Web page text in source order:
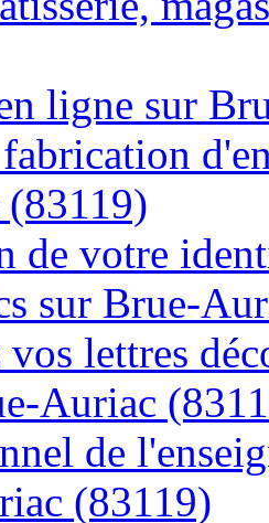
ligne sur
de votre
sur Brue-
lettres
Auriac
de
(83119)